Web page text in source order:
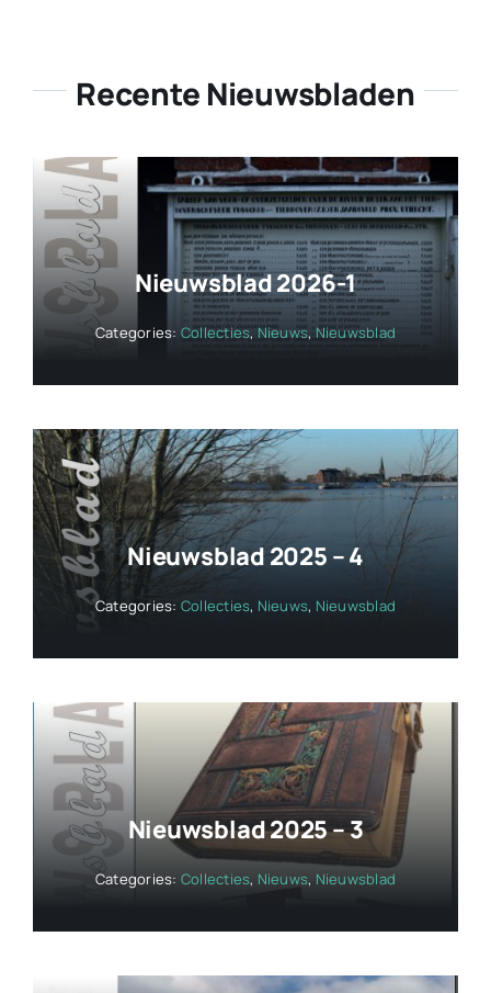
Recente Nieuwsbladen
Nieuwsblad 2026-1
Categories: Collecties, Nieuws, Nieuwsblad
Nieuwsblad 2025 – 4
Categories: Collecties, Nieuws, Nieuwsblad
Nieuwsblad 2025 – 3
Categories: Collecties, Nieuws, Nieuwsblad